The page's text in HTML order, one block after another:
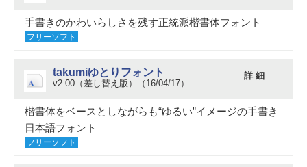
手書きのかわいらしさを残す正統派楷書体フォント
フリーソフト
takumiゆとりフォント
v2.00（差し替え版）（16/04/17）
詳 細
楷書体をベースとしながらも“ゆるい”イメージの手書き
日本語フォント
フリーソフト